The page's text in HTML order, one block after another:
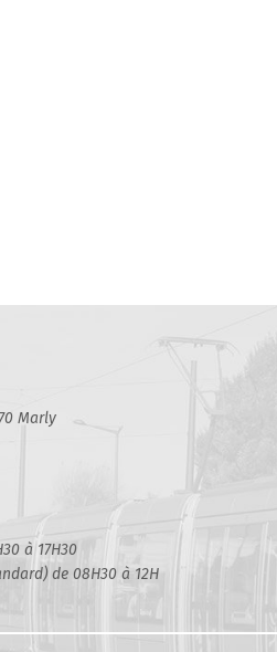
Marly
à 17H30
de 08H30 à 12H